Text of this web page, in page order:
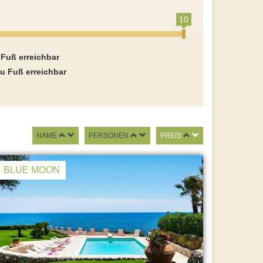
10
erreichbar
Fuß erreichbar
NAME PERSONEN PREIS
BLUE MOON